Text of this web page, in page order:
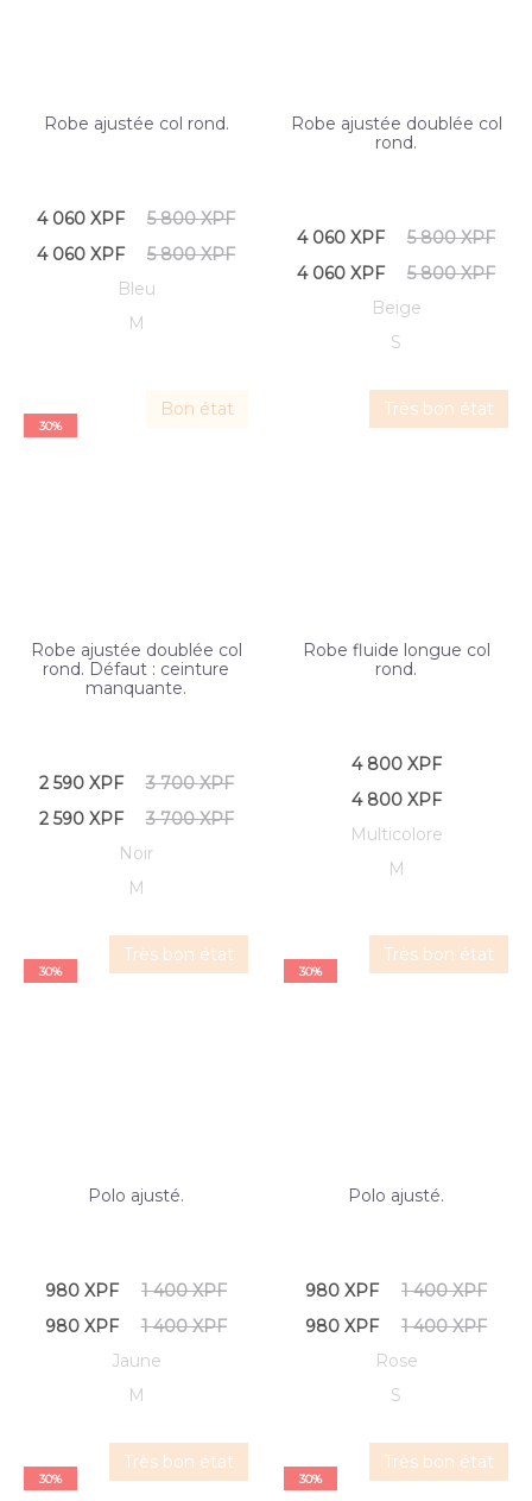
Robe ajustée col rond.
5 800XPF
4 060 XPF
5 800XPF
4 060 XPF
Bleu
M
Robe ajustée doublée col
rond.
5 800XPF
4 060 XPF
5 800XPF
4 060 XPF
Beige
S
Bon état
30%
Robe ajustée doublée col
rond. Défaut : ceinture
manquante.
3 700XPF
2 590 XPF
3 700XPF
2 590 XPF
Noir
M
Très bon état
Robe fluide longue col
rond.
4 800 XPF
4 800 XPF
Multicolore
M
Très bon état
30%
Polo ajusté.
1 400XPF
980 XPF
1 400XPF
980 XPF
Jaune
M
Très bon état
30%
Polo ajusté.
1 400XPF
980 XPF
1 400XPF
980 XPF
Rose
S
Très bon état
30%
Très bon état
30%